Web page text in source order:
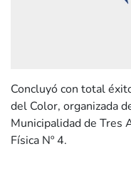
Concluyó con total
del Color, organizada
Municipalidad de Tres
Física Nº 4.